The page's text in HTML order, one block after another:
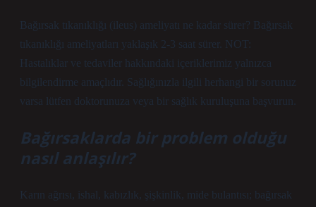
Bağırsak tıkanıklığı (ileus) ameliyatı ne kadar sürer? Bağırsak
tıkanıklığı ameliyatları yaklaşık 2-3 saat sürer. NOT:
Hastalıklar ve tedaviler hakkındaki içeriklerimiz yalnızca
bilgilendirme amaçlıdır. Sağlığınızla ilgili herhangi bir sorunuz
varsa lütfen doktorunuza veya bir sağlık kuruluşuna başvurun.
Bağırsaklarda bir problem olduğu
nasıl anlaşılır?
Karın ağrısı, ishal, kabızlık, şişkinlik, mide bulantısı; bağırsak